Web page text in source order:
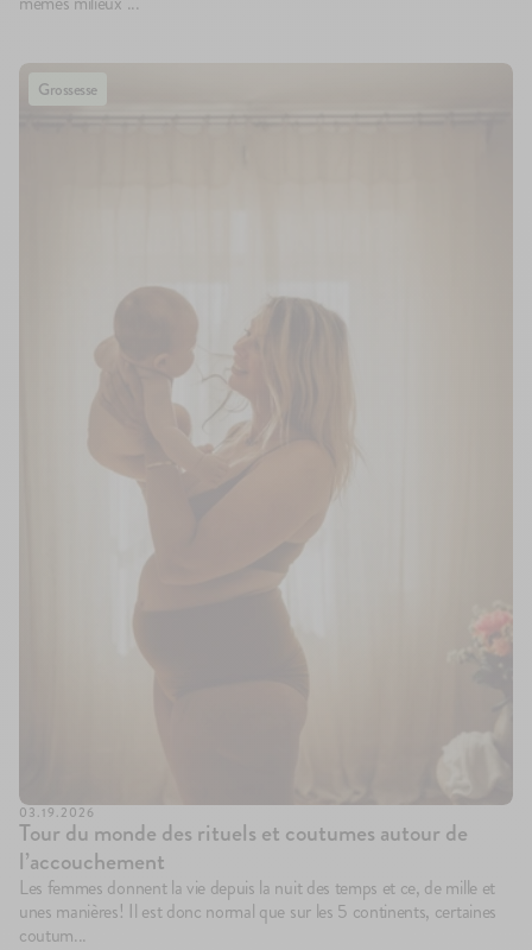
Grossesse
03.19.2026
Tour du monde des rituels et coutumes autour de
l’accouchement
Les femmes donnent la vie depuis la nuit des temps et ce, de mille et
unes manières! Il est donc normal que sur les 5 continents, certaines
coutum...